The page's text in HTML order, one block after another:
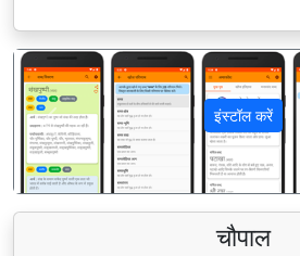
इंस्टॉल करें
पिछला
चौपाल